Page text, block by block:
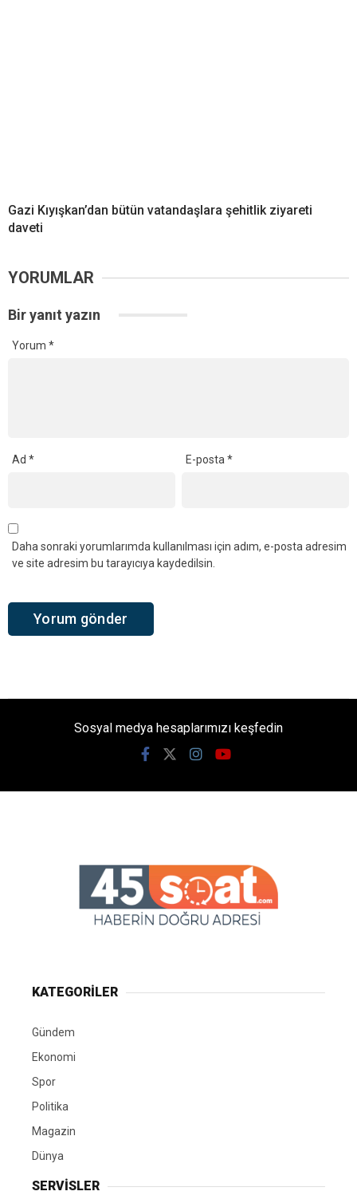
Gazi Kıyışkan’dan bütün vatandaşlara şehitlik ziyareti
daveti
YORUMLAR
Bir yanıt yazın
Yorum *
Ad * E-posta*
Daha sonraki yorumlarımda kullanılması için adım, e-posta adresim
ve site adresim bu tarayıcıya kaydedilsin.
Sosyal medya hesaplarımızı keşfedin
KATEGORİLER
Gündem
Ekonomi
Spor
Politika
Magazin
Dünya
SERVİSLER